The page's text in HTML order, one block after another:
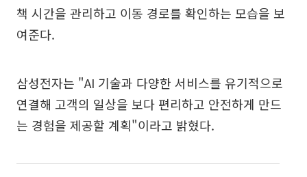
책 시간을 관리하고 이동 경로를 확인하는 모습을 보
여준다.
삼성전자는 "AI 기술과 다양한 서비스를 유기적으로
연결해 고객의 일상을 보다 편리하고 안전하게 만드
는 경험을 제공할 계획"이라고 밝혔다.